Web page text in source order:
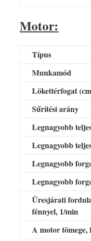
Motor:
Típus
Munkamód
Lökettérfogat
Sűrítési arány
Legnagyobb
Legnagyobb
Legnagyobb
Legnagyobb
Üresjárati
fénnyel, 1/min
A motor tömege,